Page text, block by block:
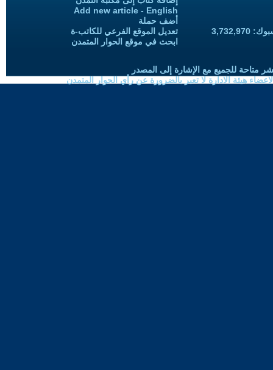
Add new article - English
أضف حملة
تعديل الموقع الفرعي للكاتب-ة
ابحث في موقع الحوار المتمدن
متاحة للجميع مع الإشارة إلى المصدر
هيئة الادارة لا تعبر بالضرورة عن رأي الحوار المتمدن